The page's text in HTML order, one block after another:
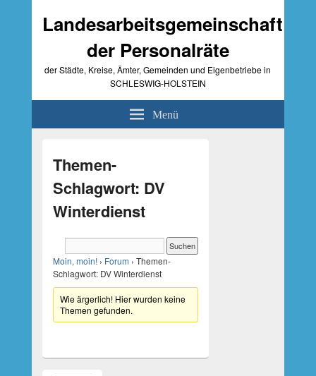
Landesarbeitsgemeinschaft
der Personalräte
der Städte, Kreise, Ämter, Gemeinden und Eigenbetriebe in
SCHLESWIG-HOLSTEIN
Menü
Themen-
Schlagwort: DV
Winterdienst
Moin, moin! › Forum › Themen-
Schlagwort: DV Winterdienst
Wie ärgerlich! Hier wurden keine
Themen gefunden.
Seitenleisten-
Widgetbereich